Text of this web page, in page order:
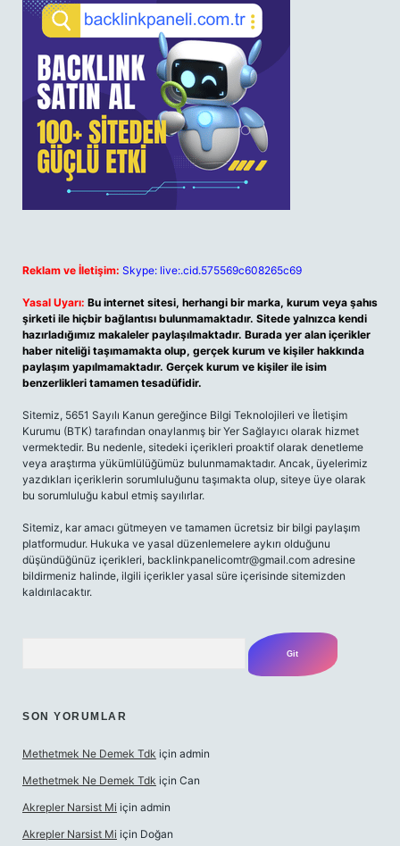
Reklam ve İletişim: Skype: live:.cid.575569c608265c69
Yasal Uyarı: Bu internet sitesi, herhangi bir marka, kurum veya şahıs
şirketi ile hiçbir bağlantısı bulunmamaktadır. Sitede yalnızca kendi
hazırladığımız makaleler paylaşılmaktadır. Burada yer alan içerikler
haber niteliği taşımamakta olup, gerçek kurum ve kişiler hakkında
paylaşım yapılmamaktadır. Gerçek kurum ve kişiler ile isim
benzerlikleri tamamen tesadüfidir.
Sitemiz, 5651 Sayılı Kanun gereğince Bilgi Teknolojileri ve İletişim
Kurumu (BTK) tarafından onaylanmış bir Yer Sağlayıcı olarak hizmet
vermektedir. Bu nedenle, sitedeki içerikleri proaktif olarak denetleme
veya araştırma yükümlülüğümüz bulunmamaktadır. Ancak, üyelerimiz
yazdıkları içeriklerin sorumluluğunu taşımakta olup, siteye üye olarak
bu sorumluluğu kabul etmiş sayılırlar.
Sitemiz, kar amacı gütmeyen ve tamamen ücretsiz bir bilgi paylaşım
platformudur. Hukuka ve yasal düzenlemelere aykırı olduğunu
düşündüğünüz içerikleri, backlinkpanelicomtr@gmail.com adresine
bildirmeniz halinde, ilgili içerikler yasal süre içerisinde sitemizden
kaldırılacaktır.
SON YORUMLAR
Methetmek Ne Demek Tdk için admin
Methetmek Ne Demek Tdk için Can
Akrepler Narsist Mi için admin
Akrepler Narsist Mi için Doğan